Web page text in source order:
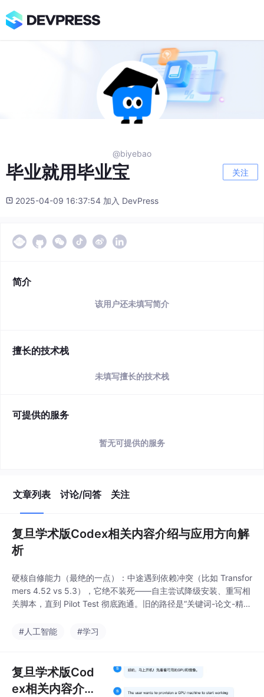
@biyebao
毕业就用毕业宝 关注
2025-04-09 16:37:54 加入 DevPress
简介
该用户还未填写简介
擅长的技术栈
未填写擅长的技术栈
可提供的服务
暂无可提供的服务
文章列表 讨论/问答 关注
复旦学术版Codex相关内容介绍与应用方向解
析
硬核自修能力（最绝的一点）：中途遇到依赖冲突（比如 Transfor
mers 4.52 vs 5.3），它绝不装死——自主尝试降级安装、重写相
关脚本，直到 Pilot Test 彻底跑通。旧的路径是“关键词-论文-精
从“整体意图”出发，先用AI工具绘制地图，再精准探索。你会发
#人工智能 #学习
复旦学术版Cod
ex相关内容介绍